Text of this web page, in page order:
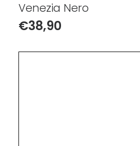
Venezia Nero
€38,90